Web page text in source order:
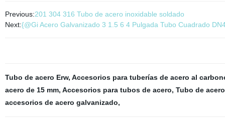
Previous:201 304 316 Tubo de acero inoxidable soldado
Next:{@Gi Acero Galvanizado 3 1.5 6 4 Pulgada Tubo Cuadrado
Tubo de acero Erw, Accesorios para tuberías de acero al
acero de 15 mm, Accesorios para tubos de acero, Tubo de
accesorios de acero galvanizado,